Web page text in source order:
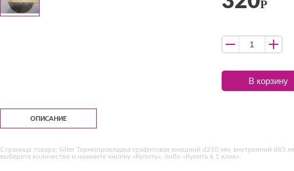
Р
В корзину
ОПИСАНИЕ
Страница товара: Silter Термопрокладка графитовая внешний d210 мм, внутренний d65
выберете количество и нажмите кнопку «Купить», либо «Купить в 1 клик».